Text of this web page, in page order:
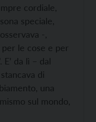
cordiale,
speciale,
-,
le cose e per
da lì – dal
di
una
sul mondo,